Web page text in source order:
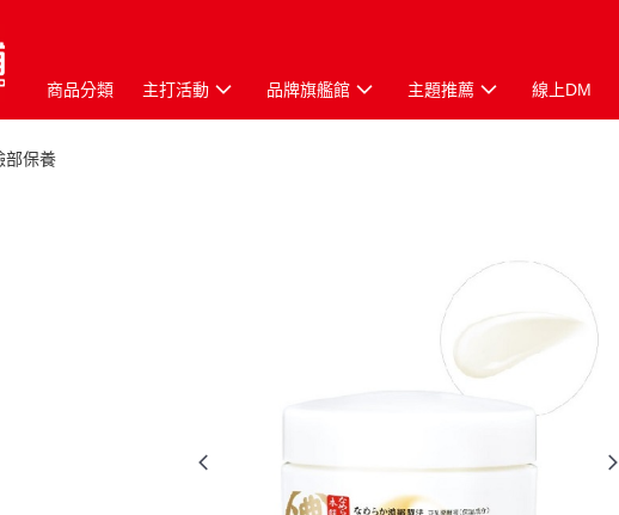
商品分類 主打活動 品牌旗艦館 主題推薦 線上DM
部保養